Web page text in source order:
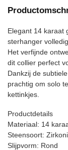
Elegant 14 karaat
sterhanger
Het verfijnde
dit collier perfect
Dankzij de
prachtig om solo
kettinkjes.
Productdetails
Materiaal: 14
Steensoort:
Slijpvorm: Rond